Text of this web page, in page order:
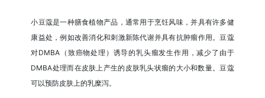
小豆蔻是一种膳食植物产品，通常用于烹饪风味，并具有许多健
康益处，例如改善消化和刺激新陈代谢并具有抗肿瘤作用。豆蔻
对DMBA（致癌物处理）诱导的乳头瘤发生作用，减少了由于
DMBA处理而在皮肤上产生的皮肤乳头状瘤的大小和数量。豆蔻
可以预防皮肤上的乳糜泻。